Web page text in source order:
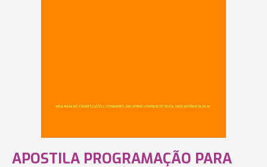
APOSTILA PROGRAMAÇÃO PARA